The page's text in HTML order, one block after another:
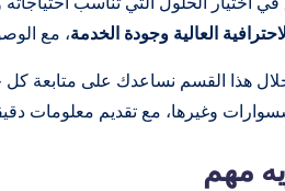
العالية وجودة الخدمة، مع
هذا القسم نساعدك على متابعة كل
وغيرها، مع تقديم معلومات
مهم